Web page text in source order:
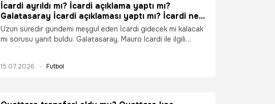
İcardi ayrıldı mı? İcardi açıklama yaptı mı?
Galatasaray İcardi açıklaması yaptı mı? İcardi ne
zaman ayrılacak?
Uzun süredir gündemi meşgul eden İcardi gidecek mi kalacak
mı sorusu yanıt buldu. Galatasaray, Mauro Icardi ile ilgili
ayrılacak? İşte tüm detaylar...
15.07.2026 Futbol